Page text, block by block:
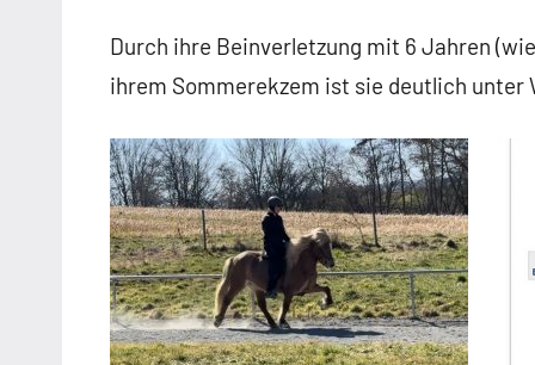
Durch ihre Beinverletzung mit 6 Jahren
ihrem Sommerekzem ist sie deutlich unter